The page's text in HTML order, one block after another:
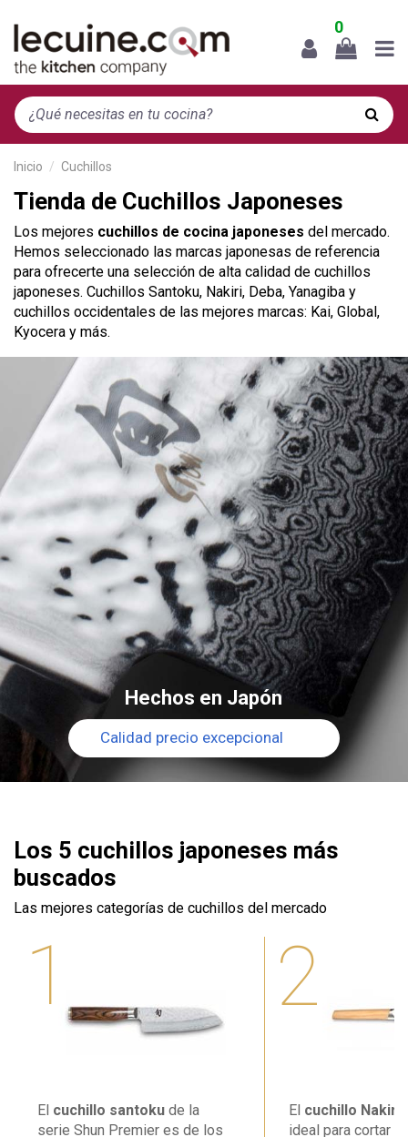
0
Inicio Cuchillos
Tienda de Cuchillos Japoneses
Los mejores cuchillos de cocina japoneses del mercado.
Hemos seleccionado las marcas japonesas de referencia
para ofrecerte una selección de alta calidad de cuchillos
japoneses. Cuchillos Santoku, Nakiri, Deba, Yanagiba y
cuchillos occidentales de las mejores marcas: Kai, Global,
Kyocera y más.
Hechos en Japón
Calidad precio excepcional
Los 5 cuchillos japoneses más
buscados
Las mejores categorías de cuchillos del mercado
El cuchillo santoku de la
serie Shun Premier es de los
1
El cuchillo Nakiri
ideal para cortar y
2